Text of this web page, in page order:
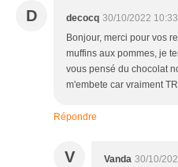
D decocq 30/10/2022 10:33
Bonjour, merci pour vos
muffins aux pommes, je
vous pensé du chocolat
m'embete car vraiment
Répondre
V Vanda 30/10/